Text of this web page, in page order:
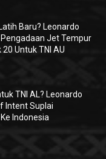
Baru? Leonardo
Jet Tempur
20 Untuk TNI AU
TNI AL? Leonardo
Intent Suplai
Indonesia